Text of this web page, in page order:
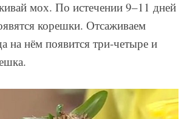
мох. По истечении 9–11 дней
корешки. Отсаживаем
на нём появится три-четыре и